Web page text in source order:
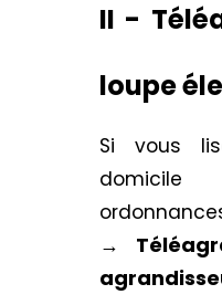
II -
loupe
Si vous
domicile
→